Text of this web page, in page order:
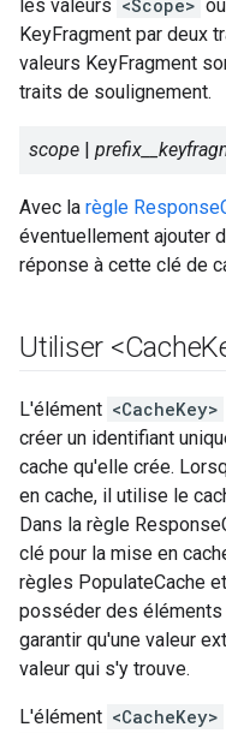
les valeurs <Scope> ou
KeyFragment par deux
valeurs KeyFragment
traits de soulignement.
scope |
Avec la règle
éventuellement ajouter
réponse à cette clé de
Utiliser <Cache
L'élément <CacheKey>
créer un identifiant
cache qu'elle crée.
en cache, il utilise le
Dans la règle
clé pour la mise en
règles PopulateCache
posséder des éléments
garantir qu'une valeur
valeur qui s'y trouve.
L'élément <CacheKey>